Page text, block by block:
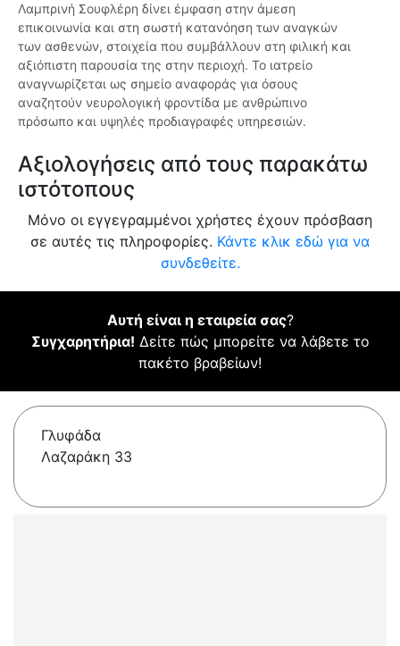
Λαμπρινή Σουφλέρη δίνει έμφαση στην άμεση
επικοινωνία και στη σωστή κατανόηση των αναγκών
των ασθενών, στοιχεία που συμβάλλουν στη φιλική και
αξιόπιστη παρουσία της στην περιοχή. Το ιατρείο
αναγνωρίζεται ως σημείο αναφοράς για όσους
αναζητούν νευρολογική φροντίδα με ανθρώπινο
πρόσωπο και υψηλές προδιαγραφές υπηρεσιών.
Αξιολογήσεις από τους παρακάτω
ιστότοπους
Μόνο οι εγγεγραμμένοι χρήστες έχουν πρόσβαση
σε αυτές τις πληροφορίες. Κάντε κλικ εδώ για να
συνδεθείτε.
Αυτή είναι η εταιρεία σας?
Συγχαρητήρια! Δείτε πώς μπορείτε να λάβετε το
πακέτο βραβείων!
Γλυφάδα
Λαζαράκη 33